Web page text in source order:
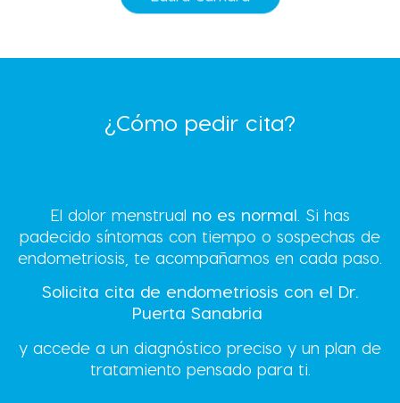
¿Cómo pedir cita?
El dolor menstrual no es normal . Si has
padecido síntomas con tiempo o sospechas de
endometriosis, te acompañamos en cada paso.
Solicita cita de endometriosis con el Dr.
Puerta Sanabria
y accede a un diagnóstico preciso y un plan de
tratamiento pensado para ti.